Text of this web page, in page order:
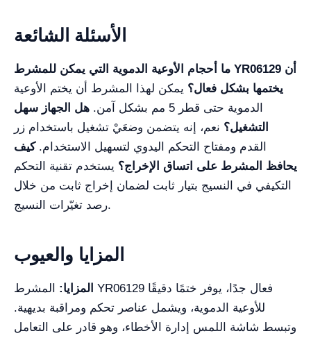
الأسئلة الشائعة
ما أحجام الأوعية الدموية التي يمكن للمشرط YR06129 أن
يختمها بشكل فعال؟ يمكن لهذا المشرط أن يختم الأوعية
الدموية حتى قطر 5 مم بشكل آمن.
هل الجهاز سهل
التشغيل؟ نعم، إنه يتضمن وضعَيْ تشغيل باستخدام زر
القدم ومفتاح التحكم اليدوي لتسهيل الاستخدام.كيف
يحافظ المشرط على اتساق الإخراج؟ يستخدم تقنية التحكم
التكيفي في النسيج بتيار ثابت لضمان إخراج ثابت من خلال
رصد تغيّرات النسيج.
المزايا والعيوب
المزايا: المشرط YR06129 فعال جدًا، يوفر ختمًا دقيقًا
للأوعية الدموية، ويشمل عناصر تحكم ومراقبة بديهية.
وتبسط شاشة اللمس إدارة الأخطاء، وهو قادر على التعامل